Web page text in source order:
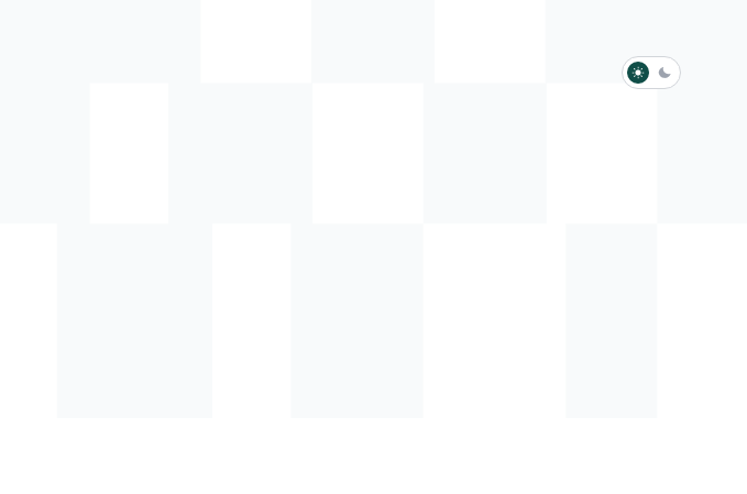
淺色模式
深色模式